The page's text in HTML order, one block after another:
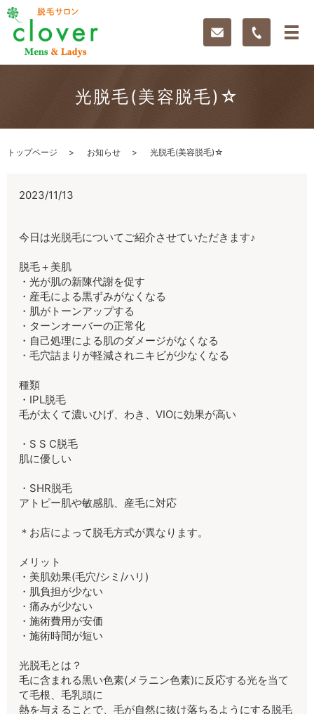
光脱毛(美容脱毛)☆
トップページ お知らせ 光脱毛(美容脱毛)☆
2023/11/13
今日は光脱毛についてご紹介させていただきます♪
脱毛＋美肌
・光が肌の新陳代謝を促す
・産毛による黒ずみがなくなる
・肌がトーンアップする
・ターンオーバーの正常化
・自己処理による肌のダメージがなくなる
・毛穴詰まりが軽減されニキビが少なくなる
種類
・IPL脱毛
毛が太くて濃いひげ、わき、VIOに効果が高い
・S S C脱毛
肌に優しい
・SHR脱毛
アトピー肌や敏感肌、産毛に対応
＊お店によって脱毛方式が異なります。
メリット
・美肌効果(毛穴/シミ/ハリ)
・肌負担が少ない
・痛みが少ない
・施術費用が安価
・施術時間が短い
光脱毛とは？
毛に含まれる黒い色素(メラニン色素)に反応する光を当て
て毛根、毛乳頭に
熱を与えることで、毛が自然に抜け落ちるようにする脱毛